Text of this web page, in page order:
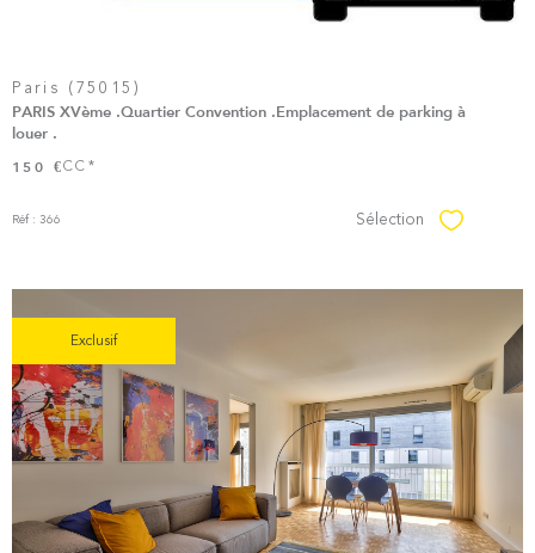
Paris (75015)
PARIS XVème .Quartier Convention .Emplacement de parking à
louer .
150 €CC*
Réf : 366 Sélection Sélectionner
Exclusif
Voir le
Bien